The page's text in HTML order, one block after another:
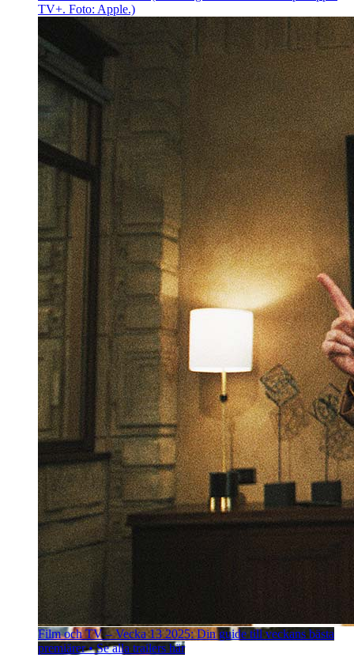
TV+. Foto: Apple.)
Film och TV – Vecka 13 2025: Din guide till veckans bästa
premiärer • Se alla trailers här